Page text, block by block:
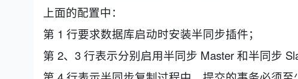
上面的配置中：
第 1 行要求数据库启动时安装半同步插件；
第 2、3 行表示分别启用半同步 Master 和半同步